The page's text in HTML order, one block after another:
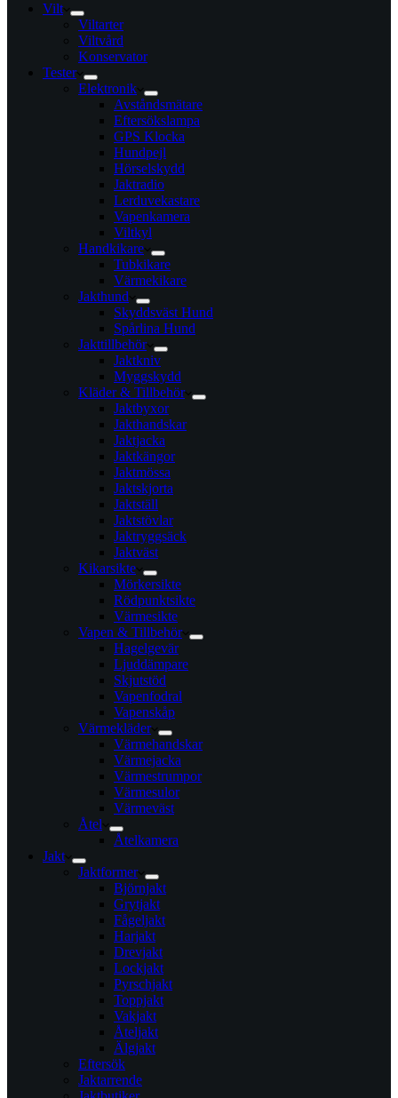
Vilt
Viltarter
Viltvård
Konservator
Tester
Elektronik
Avståndsmätare
Eftersökslampa
GPS Klocka
Hundpejl
Hörselskydd
Jaktradio
Lerduvekastare
Vapenkamera
Viltkyl
Handkikare
Tubkikare
Värmekikare
Jakthund
Skyddsväst Hund
Spårlina Hund
Jakttillbehör
Jaktkniv
Myggskydd
Kläder & Tillbehör
Jaktbyxor
Jakthandskar
Jaktjacka
Jaktkängor
Jaktmössa
Jaktskjorta
Jaktställ
Jaktstövlar
Jaktryggsäck
Jaktväst
Kikarsikte
Mörkersikte
Rödpunktsikte
Värmesikte
Vapen & Tillbehör
Hagelgevär
Ljuddämpare
Skjutstöd
Vapenfodral
Vapenskåp
Värmekläder
Värmehandskar
Värmejacka
Värmestrumpor
Värmesulor
Värmeväst
Åtel
Åtelkamera
Jakt
Jaktformer
Björnjakt
Grytjakt
Fågeljakt
Harjakt
Drevjakt
Lockjakt
Pyrschjakt
Toppjakt
Vakjakt
Åteljakt
Älgjakt
Eftersök
Jaktarrende